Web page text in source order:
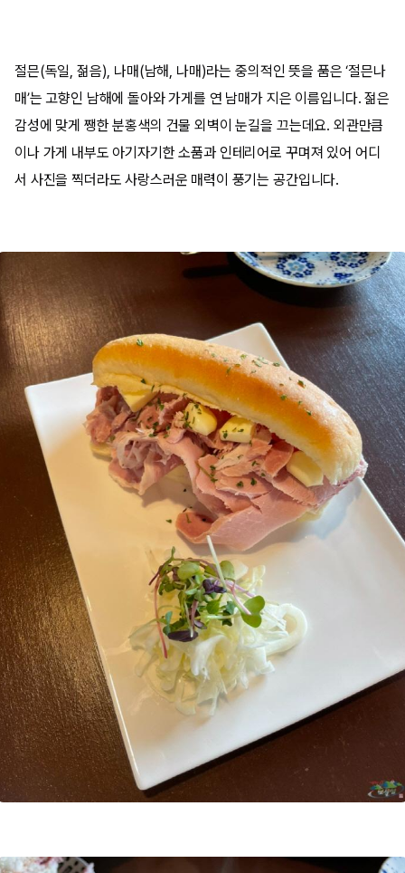
절믄(독일, 젊음), 나매(남해, 나매)라는 중의적인 뜻을 품은 ‘절믄나
매’는 고향인 남해에 돌아와 가게를 연 남매가 지은 이름입니다. 젊은
감성에 맞게 쨍한 분홍색의 건물 외벽이 눈길을 끄는데요. 외관만큼
이나 가게 내부도 아기자기한 소품과 인테리어로 꾸며져 있어 어디
서 사진을 찍더라도 사랑스러운 매력이 풍기는 공간입니다.